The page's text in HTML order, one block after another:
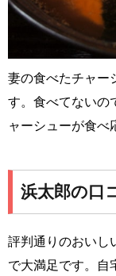
妻の食べたチャー
す。食べてないの
ャーシューが食べ
浜太郎の口
評判通りのおいし
で大満足です。自